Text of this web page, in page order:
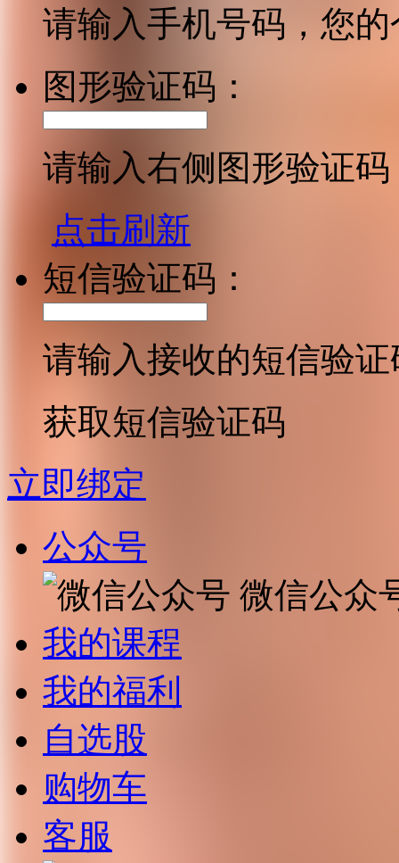
请输入手机号码，您
图形验证码：
请输入右侧图形验证码
点击刷新
短信验证码：
请输入接收的短信验证
获取短信验证码
立即绑定
公众号
微信公众
我的课程
我的福利
自选股
购物车
客服